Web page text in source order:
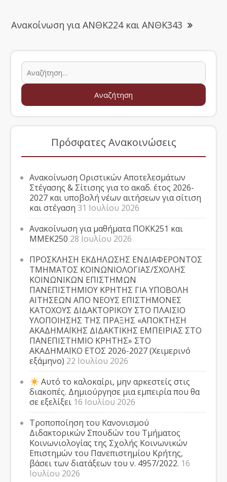
Ανακοίνωση για ΑΝΘΚ224 και ΑΝΘΚ343
Πρόσφατες Ανακοινώσεις
Ανακοίνωση Οριστικών Αποτελεσμάτων
Στέγασης & Σίτισης για το ακαδ. έτος 2026-
2027 και υποβολή νέων αιτήσεων για σίτιση
και στέγαση 31 Ιουλίου 2026
Ανακοίνωση για μαθήματα ΠΟΚΚ251 και
ΜΜΕΚ250 28 Ιουλίου 2026
ΠΡΟΣΚΛΗΣΗ ΕΚΔΗΛΩΣΗΣ ΕΝΔΙΑΦΕΡΟΝΤΟΣ
ΤΜΗΜΑΤΟΣ ΚΟΙΝΩΝΙΟΛΟΓΙΑΣ/ΣΧΟΛΗΣ
ΚΟΙΝΩΝΙΚΩΝ ΕΠΙΣΤΗΜΩΝ
ΠΑΝΕΠΙΣΤΗΜΙΟΥ ΚΡΗΤΗΣ ΓΙΑ ΥΠΟΒΟΛΗ
ΑΙΤΗΣΕΩΝ ΑΠΟ ΝΕΟΥΣ ΕΠΙΣΤΗΜΟΝΕΣ
ΚΑΤΟΧΟΥΣ ΔΙΔΑΚΤΟΡΙΚΟΥ ΣΤΟ ΠΛΑΙΣΙΟ
ΥΛΟΠΟΙΗΣΗΣ ΤΗΣ ΠΡΑΞΗΣ «ΑΠΟΚΤΗΣΗ
ΑΚΑΔΗΜΑΪΚΗΣ ΔΙΔΑΚΤΙΚΗΣ ΕΜΠΕΙΡΙΑΣ ΣΤΟ
ΠΑΝΕΠΙΣΤΗΜΙΟ ΚΡΗΤΗΣ» ΣΤΟ
ΑΚΑΔΗΜΑΪΚΟ ΕΤΟΣ 2026-2027 (Χειμερινό
εξάμηνο) 22 Ιουλίου 2026
Αυτό το καλοκαίρι, μην αρκεστείς στις
διακοπές. Δημιούργησε μια εμπειρία που θα
σε εξελίξει 16 Ιουλίου 2026
Τροποποίηση του Κανονισμού
Διδακτορικών Σπουδών του Τμήματος
Κοινωνιολογίας της Σχολής Κοινωνικών
Επιστημών του Πανεπιστημίου Κρήτης,
βάσει των διατάξεων του ν. 4957/2022. 16
Ιουλίου 2026